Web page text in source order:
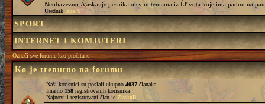
Neobavezno Ă¦askanje pesnika o svim temama iz Ĺľivota koje ima padnu na
Urednik lepa_S
SPORT
INTERNET I KOMJUTERI
Označi sve forume kao pročitane
Ko je trenutno na forumu
Naši korisnici su poslali ukupno 4037 članaka
Imamo 158 registrovanih korisnika
Najnoviji registrovani član je ZivkoB